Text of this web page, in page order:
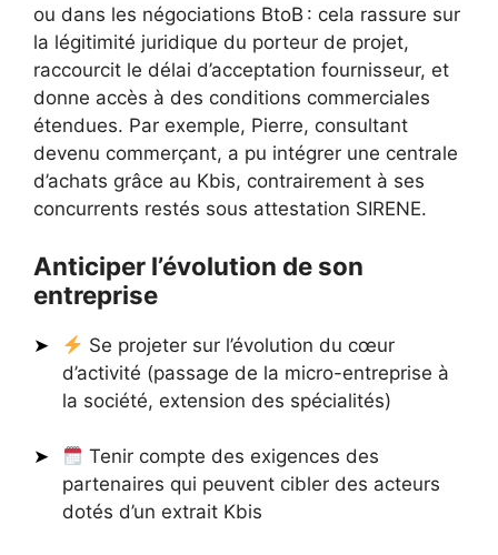
ou dans les négociations BtoB : cela rassure sur
la légitimité juridique du porteur de projet,
raccourcit le délai d’acceptation fournisseur, et
donne accès à des conditions commerciales
étendues. Par exemple, Pierre, consultant
devenu commerçant, a pu intégrer une centrale
d’achats grâce au Kbis, contrairement à ses
concurrents restés sous attestation SIRENE.
Anticiper l’évolution de son
entreprise
Se projeter sur l’évolution du cœur
d’activité (passage de la micro-entreprise à
la société, extension des spécialités)
Tenir compte des exigences des
partenaires qui peuvent cibler des acteurs
dotés d’un extrait Kbis